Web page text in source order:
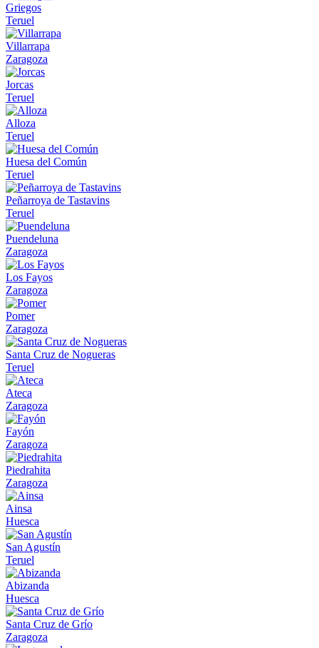
Griegos
Teruel
Villarrapa
Zaragoza
Jorcas
Teruel
Alloza
Teruel
Huesa del Común
Teruel
Peñarroya de Tastavins
Teruel
Puendeluna
Zaragoza
Los Fayos
Zaragoza
Pomer
Zaragoza
Santa Cruz de Nogueras
Teruel
Ateca
Zaragoza
Fayón
Zaragoza
Piedrahita
Zaragoza
Ainsa
Huesca
San Agustín
Teruel
Abizanda
Huesca
Santa Cruz de Grío
Zaragoza